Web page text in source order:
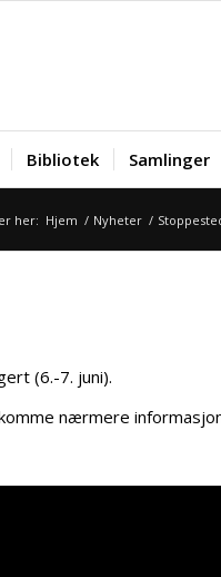
Bibliotek Samlinger
her: Hjem / Nyheter /
(6.-7. juni).
nærmere